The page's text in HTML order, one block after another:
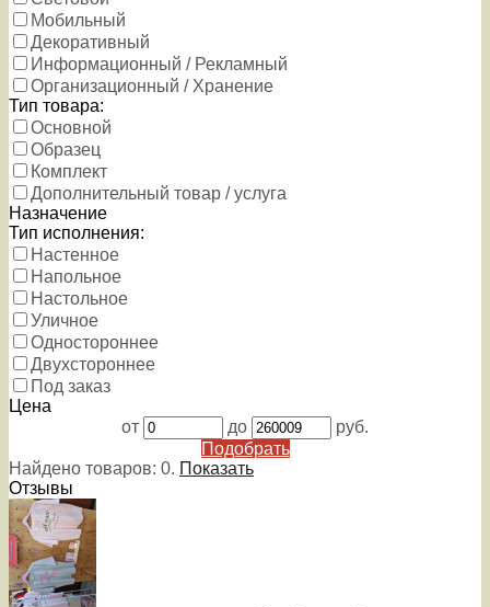
Мобильный
Декоративный
Информационный / Рекламный
Организационный / Хранение
Тип товара:
Основной
Образец
Комплект
Дополнительный товар / услуга
Назначение
Тип исполнения:
Настенное
Напольное
Настольное
Уличное
Одностороннее
Двухстороннее
Под заказ
Цена
от
до
руб.
Подобрать
Найдено товаров: 0. Показать
Отзывы